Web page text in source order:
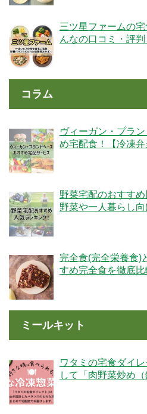
三ツ星ファームの
んなの口コミ・評判
コラム
ヴィーガン・プラ
め宅配食！【冷凍
野菜宅配のおすす
野菜や一人暮らし向
完全食(完全栄養食)
すめ完全食を徹底
ミールキット
ワタミの宅食ダイ
して「肉野菜炒め